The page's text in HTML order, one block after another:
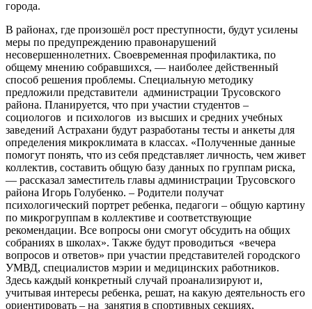
города.
В районах, где произошёл рост преступности, будут усилены
меры по предупреждению правонарушений
несовершеннолетних. Своевременная профилактика, по
общему мнению собравшихся, — наиболее действенный
способ решения проблемы. Специальную методику
предложили представители администрации Трусовского
района. Планируется, что при участии студентов –
социологов и психологов из высших и средних учебных
заведений Астрахани будут разработаны тесты и анкеты для
определения микроклимата в классах. «Полученные данные
помогут понять, что из себя представляет личность, чем живет
коллектив, составить общую базу данных по группам риска,
— рассказал заместитель главы администрации Трусовского
района Игорь Голубенко. – Родители получат
психологический портрет ребенка, педагоги – общую картину
по микрогруппам в коллективе и соответствующие
рекомендации. Все вопросы они смогут обсудить на общих
собраниях в школах». Также будут проводиться «вечера
вопросов и ответов» при участии представителей городского
УМВД, специалистов мэрии и медицинских работников.
Здесь каждый конкретный случай проанализируют и,
учитывая интересы ребенка, решат, на какую деятельность его
ориентировать – на занятия в спортивных секциях,